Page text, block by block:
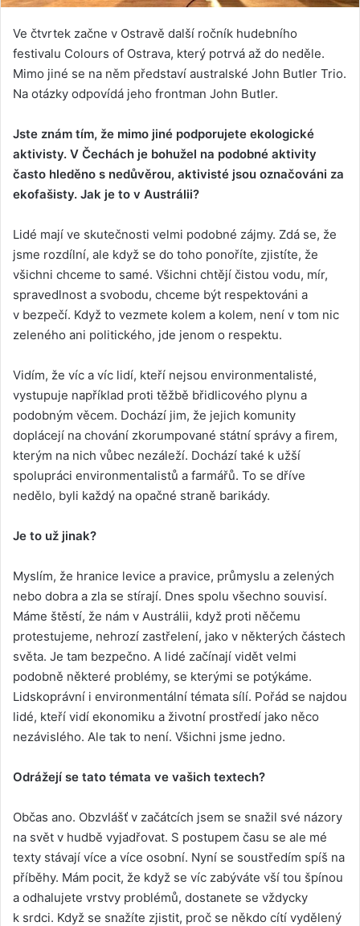
Ve čtvrtek začne v Ostravě další ročník hudebního
festivalu Colours of Ostrava, který potrvá až do neděle.
Mimo jiné se na něm představí australské John Butler Trio.
Na otázky odpovídá jeho frontman John Butler.
Jste znám tím, že mimo jiné podporujete ekologické
aktivisty. V Čechách je bohužel na podobné aktivity
často hleděno s nedůvěrou, aktivisté jsou označováni za
ekofašisty. Jak je to v Austrálii?
Lidé mají ve skutečnosti velmi podobné zájmy. Zdá se, že
jsme rozdílní, ale když se do toho ponoříte, zjistíte, že
všichni chceme to samé. Všichni chtějí čistou vodu, mír,
spravedlnost a svobodu, chceme být respektováni a
v bezpečí. Když to vezmete kolem a kolem, není v tom nic
zeleného ani politického, jde jenom o respektu.
Vidím, že víc a víc lidí, kteří nejsou environmentalisté,
vystupuje například proti těžbě břidlicového plynu a
podobným věcem. Dochází jim, že jejich komunity
doplácejí na chování zkorumpované státní správy a firem,
kterým na nich vůbec nezáleží. Dochází také k užší
spolupráci environmentalistů a farmářů. To se dříve
nedělo, byli každý na opačné straně barikády.
Je to už jinak?
Myslím, že hranice levice a pravice, průmyslu a zelených
nebo dobra a zla se stírají. Dnes spolu všechno souvisí.
Máme štěstí, že nám v Austrálii, když proti něčemu
protestujeme, nehrozí zastřelení, jako v některých částech
světa. Je tam bezpečno. A lidé začínají vidět velmi
podobně některé problémy, se kterými se potýkáme.
Lidskoprávní i environmentální témata sílí. Pořád se najdou
lidé, kteří vidí ekonomiku a životní prostředí jako něco
nezávislého. Ale tak to není. Všichni jsme jedno.
Odrážejí se tato témata ve vašich textech?
Občas ano. Obzvlášť v začátcích jsem se snažil své názory
na svět v hudbě vyjadřovat. S postupem času se ale mé
texty stávají více a více osobní. Nyní se soustředím spíš na
příběhy. Mám pocit, že když se víc zabýváte vší tou špínou
a odhalujete vrstvy problémů, dostanete se vždycky
k srdci. Když se snažíte zjistit, proč se někdo cítí vydělený